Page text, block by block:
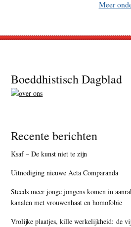
Meer
Footer
Boeddhistisch Dagblad
Recente berichten
Ksaf – De kunst niet te zijn
Uitnodiging nieuwe Acta Comparanda
Steeds meer jonge jongens komen in
kanalen met vrouwenhaat en homofobie
Vrolijke plaatjes, kille werkelijkheid: de